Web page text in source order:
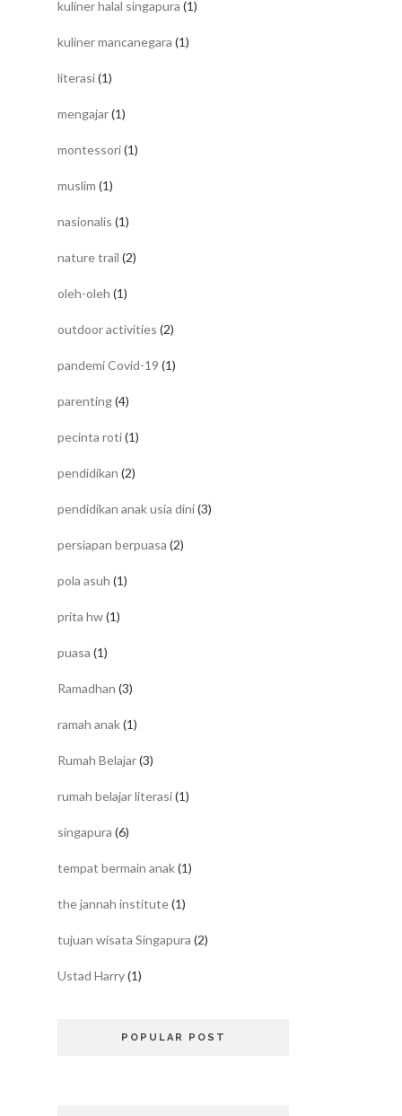
kuliner halal singapura (1)
kuliner mancanegara (1)
literasi(1)
mengajar(1)
montessori(1)
muslim (1)
nasionalis (1)
nature trail (2)
oleh-oleh (1)
outdoor activities (2)
pandemi Covid-19 (1)
parenting(4)
pecinta roti(1)
pendidikan (2)
pendidikan anak usia dini(3)
persiapan berpuasa (2)
pola asuh (1)
prita hw(1)
puasa (1)
Ramadhan (3)
ramah anak(1)
Rumah Belajar(3)
rumah belajar literasi(1)
singapura (6)
tempat bermain anak(1)
the jannah institute(1)
tujuan wisata Singapura (2)
Ustad Harry(1)
POPULAR POST